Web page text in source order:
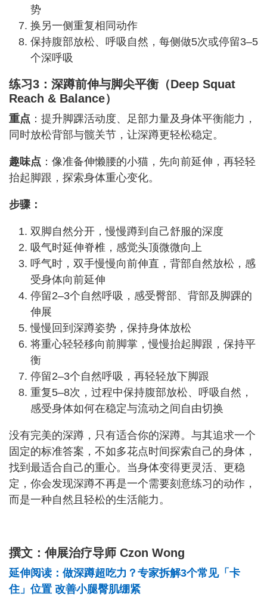
势
换另一侧重复相同动作
保持腹部放松、呼吸自然，每侧做5次或停留3–5
个深呼吸
练习3：深蹲前伸与脚尖平衡（Deep Squat
Reach & Balance）
重点 ：提升脚踝活动度、足部力量及身体平衡能力，
同时放松背部与髋关节，让深蹲更轻松稳定。
趣味点 ：像准备伸懒腰的小猫，先向前延伸，再轻轻
抬起脚跟，探索身体重心变化。
步骤：
双脚自然分开，慢慢蹲到自己舒服的深度
吸气时延伸脊椎，感觉头顶微微向上
呼气时，双手慢慢向前伸直，背部自然放松，感
受身体向前延伸
停留2–3个自然呼吸，感受臀部、背部及脚踝的
伸展
慢慢回到深蹲姿势，保持身体放松
将重心轻轻移向前脚掌，慢慢抬起脚跟，保持平
衡
停留2–3个自然呼吸，再轻轻放下脚跟
重复5–8次，过程中保持腹部放松、呼吸自然，
感受身体如何在稳定与流动之间自由切换
没有完美的深蹲，只有适合你的深蹲。与其追求一个
固定的标准答案，不如多花点时间探索自己的身体，
找到最适合自己的重心。当身体变得更灵活、更稳
定，你会发现深蹲不再是一个需要刻意练习的动作，
而是一种自然且轻松的生活能力。
撰文：伸展治疗导师 Czon Wong
延伸阅读：做深蹲超吃力？专家拆解3个常见「卡
住」位置 改善小腿臀肌绷紧